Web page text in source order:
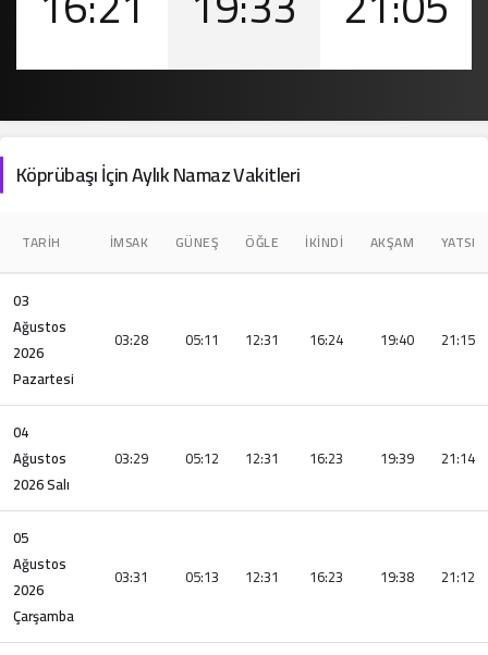
Köprübaşı İçin Aylık Namaz Vakitleri
TARIH İMSAK GÜNEŞ ÖĞLE İKINDI AKŞAM YATSI
03
Ağustos
2026
Pazartesi
03:28 05:11 12:31 16:24 19:40 21:15
04
Ağustos
2026 Salı
03:29 05:12 12:31 16:23 19:39 21:14
05
Ağustos
2026
Çarşamba
03:31 05:13 12:31 16:23 19:38 21:12